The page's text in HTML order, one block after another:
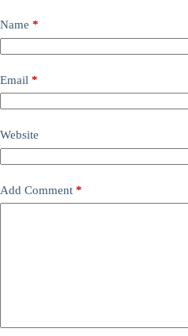
Name *
Email *
Website
Add Comment *